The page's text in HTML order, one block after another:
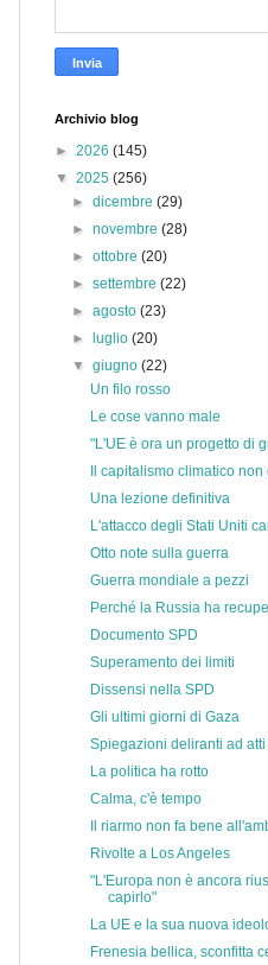
Archivio blog
► 2026 (145)
▼ 2025 (256)
►dicembre(29)
►novembre(28)
►ottobre(20)
►settembre(22)
►agosto(23)
►
luglio(20)
▼giugno(22)
Un filo rosso
Le cose vanno male
"L'UE è ora un progetto di
Il capitalismo climatico
Una lezione definitiva
L'attacco degli Stati Uniti
Otto note sulla guerra
Guerra mondiale a pezzi
Perché la Russia ha
Documento SPD
Superamento dei limiti
Dissensi nella SPD
Gli ultimi giorni di Gaza
Spiegazioni deliranti ad atti
La politica ha rotto
Calma, c'è tempo
Il riarmo non fa bene
Rivolte a Los Angeles
"L'Europa non è ancora
capirlo"
La UE e la sua nuova
Frenesia bellica, sconfitta